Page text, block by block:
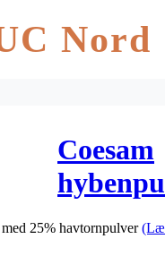
Nord
Coesam
m
25% havtornpulver